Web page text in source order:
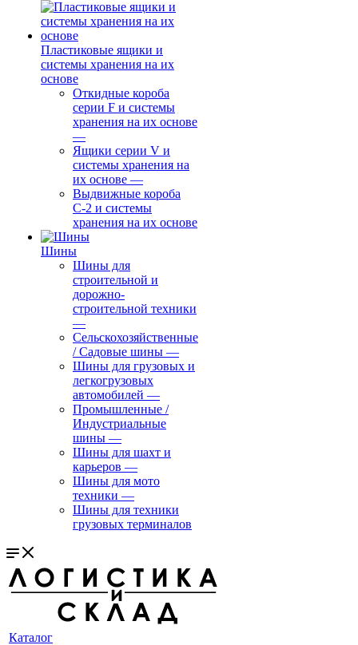
Пластиковые ящики и
системы хранения на их
основе
Откидные короба
серии F и системы
хранения на их основе
—
Ящики серии V и
системы хранения на
их основе —
Выдвижные короба
С-2 и системы
хранения на их основе
Шины
Шины для
строительной и
дорожно-
строительной техники
—
Сельскохозяйственные
/ Садовые шины —
Шины для грузовых и
легкогрузовых
автомобилей —
Промышленные /
Индустриальные
шины —
Шины для шахт и
карьеров —
Шины для мото
техники —
Шины для техники
грузовых терминалов
Каталог